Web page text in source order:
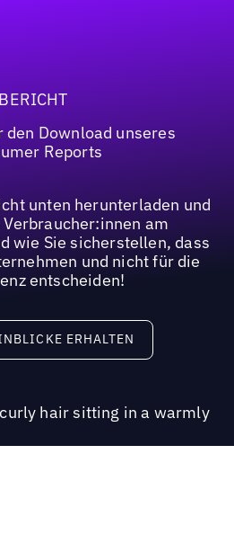
BERICHT
den Download unseres
Reports
unten herunterladen und
am
wie Sie sicherstellen, dass
und nicht für die
entscheiden!
ERHALTEN
ERHALTEN